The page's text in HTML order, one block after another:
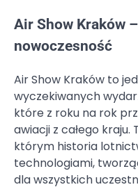
Air Show Kraków
nowoczesność
Air Show Kraków to
wyczekiwanych
które z roku na rok
awiacji z całego
którym historia
technologiami,
dla wszystkich